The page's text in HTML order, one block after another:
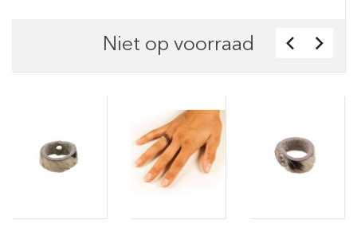
Niet op voorraad